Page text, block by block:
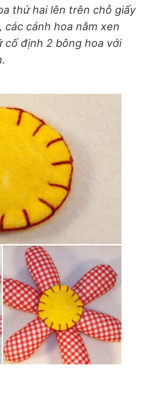
thứ hai lên trên chỗ giấy
cánh hoa nằm xen
cố định 2 bông hoa với